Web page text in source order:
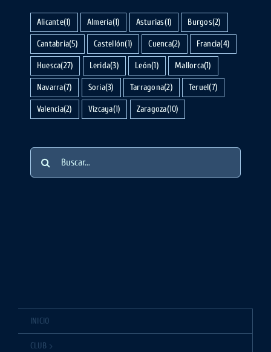
Alicante(1) Almería(1) Asturias(1) Burgos(2)
Cantabria(5) Castellón(1) Cuenca(2) Francia(4)
Huesca(27) Lerida(3) León(1) Mallorca(1)
Navarra(7) Soria(3) Tarragona(2) Teruel(7)
Valencia(2) Vizcaya(1) Zaragoza(10)
INICIO
CLUB